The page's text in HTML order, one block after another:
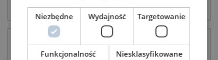
Niezbędne Wydajność Targetowanie
Funkcjonalność Niesklasyfikowane